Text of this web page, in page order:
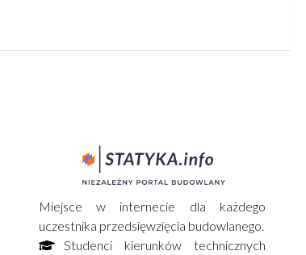
Miejsce w internecie dla każdego
uczestnika przedsięwzięcia budowlanego.
Studenci kierunków technicznych